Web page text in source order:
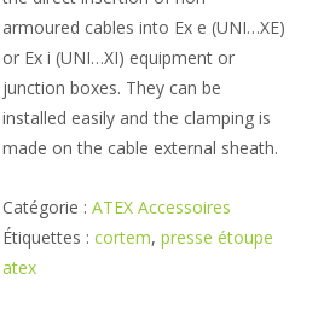
armoured cables into Ex e (UNI…XE)
or Ex i (UNI…XI) equipment or
junction boxes. They can be
installed easily and the clamping is
made on the cable external sheath.
Catégorie : ATEX Accessoires
Étiquettes : cortem, presse étoupe
atex